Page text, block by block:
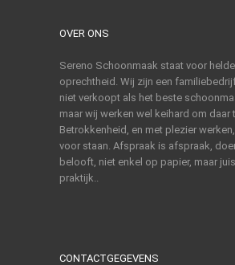
OVER ONS
Sereno Schoonmaak staat voor
oprechtheid. Wij zijn een
niet verkoopt als het beste
maar wij werken wel keihard om daar
Betrokkenheid, en met plezier
voor staan. Afspraak is afspraak,
belooft, niet enkel op papier, maar
praktijk..
CONTACTGEGEVENS